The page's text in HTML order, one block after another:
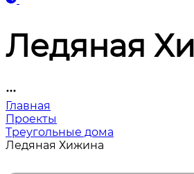
Ледяная
Главная
Проекты
Треугольные дома
Ледяная Хижина